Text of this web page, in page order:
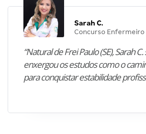
Sarah C.
Concurso Enfermeiro
“Natural de Frei Paulo (SE), Sarah
enxergou os estudos como o
para conquistar estabilidade